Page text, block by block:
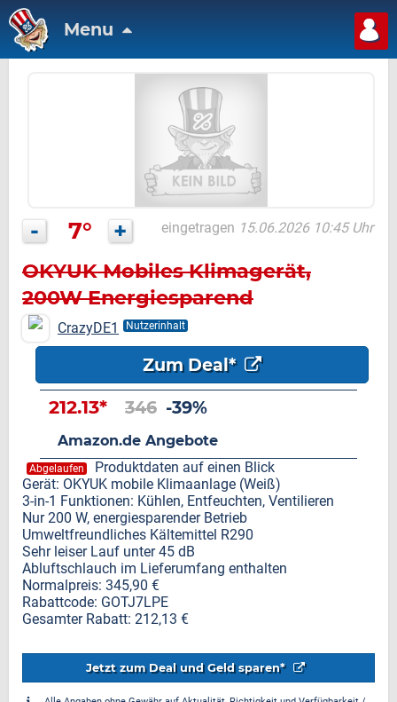
Menu
- 7° + eingetragen 15.06.2026 10:45 Uhr
OKYUK Mobiles Klimagerät,
200W Energiesparend
CrazyDE1 Nutzerinhalt
Zum Deal*
212.13* 346 -39%
Amazon.de Angebote
Abgelaufen
Produktdaten auf einen Blick
Gerät: OKYUK mobile Klimaanlage (Weiß)
3-in-1 Funktionen: Kühlen, Entfeuchten, Ventilieren
Nur 200 W, energiesparender Betrieb
Umweltfreundliches Kältemittel R290
Sehr leiser Lauf unter 45 dB
Abluftschlauch im Lieferumfang enthalten
Normalpreis: 345,90 €
Rabattcode: GOTJ7LPE
Gesamter Rabatt: 212,13 €
Jetzt zum Deal und Geld sparen*